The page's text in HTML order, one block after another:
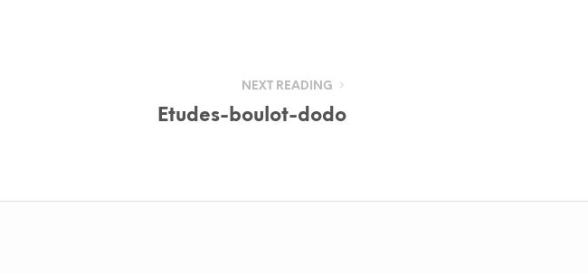
NEXT READING
Etudes-boulot-dodo